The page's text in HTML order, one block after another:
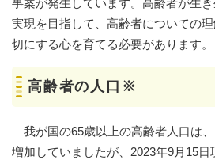
実現を目指して、高齢者についての
切にする心を育てる必要があります。
高齢者の人口※
我が国の65歳以上の高齢者人口は
増加していましたが、2023年9月15日